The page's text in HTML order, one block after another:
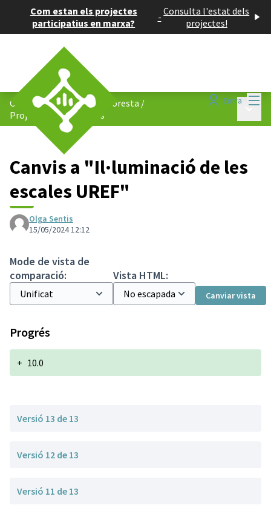
Com estan els projectes
participatius en marxa?
- Consulta l'estat dels
projectes!
Entra
Consell de Barris de La Floresta /
Projectes participatius
Canvis a "Il·luminació de les
escales UREF"
Olga Sentis
15/05/2024 12:12
Mode de vista de
comparació:
Vista HTML:
Canviar vista
Progrés
+ 10.0
Versió 13 de 13
Versió 12 de 13
Versió 11 de 13